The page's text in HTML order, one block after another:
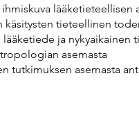
käsitysten tieteellinen
ja
asemasta
tutkimuksen asemasta